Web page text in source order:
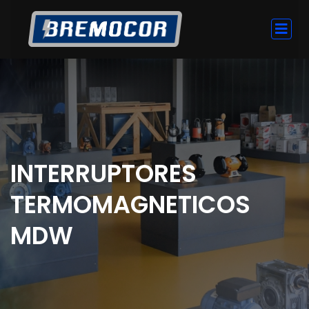
INTERRUPTORES
TERMOMAGNETICOS
MDW